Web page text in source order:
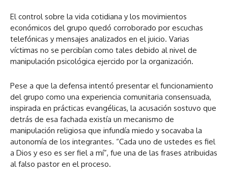
El control sobre la vida cotidiana y los movimientos
económicos del grupo quedó corroborado por escuchas
telefónicas y mensajes analizados en el juicio. Varias
víctimas no se percibían como tales debido al nivel de
manipulación psicológica ejercido por la organización.
Pese a que la defensa intentó presentar el funcionamiento
del grupo como una experiencia comunitaria consensuada,
inspirada en prácticas evangélicas, la acusación sostuvo que
detrás de esa fachada existía un mecanismo de
manipulación religiosa que infundía miedo y socavaba la
autonomía de los integrantes. “Cada uno de ustedes es fiel
a Dios y eso es ser fiel a mí”, fue una de las frases atribuidas
al falso pastor en el proceso.